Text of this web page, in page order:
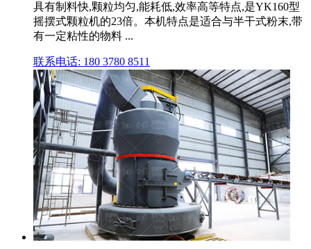
具有制料快,颗粒均匀,能耗低,效率高等特点,是YK160型
摇摆式颗粒机的23倍。本机特点是适合与半干式粉末,带
有一定粘性的物料 ...
联系电话: 180 3780 8511